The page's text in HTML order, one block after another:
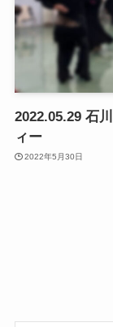
2022.05.29 石
ィー
2022年5月30日